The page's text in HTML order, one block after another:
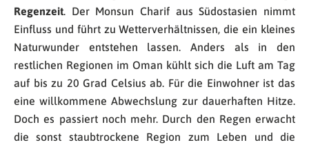
Regenzeit. Der Monsun Charif aus Südostasien nimmt
Einfluss und führt zu Wetterverhältnissen, die ein kleines
Naturwunder entstehen lassen. Anders als in den
restlichen Regionen im Oman kühlt sich die Luft am Tag
auf bis zu 20 Grad Celsius ab. Für die Einwohner ist das
eine willkommene Abwechslung zur dauerhaften Hitze.
Doch es passiert noch mehr. Durch den Regen erwacht
die sonst staubtrockene Region zum Leben und die